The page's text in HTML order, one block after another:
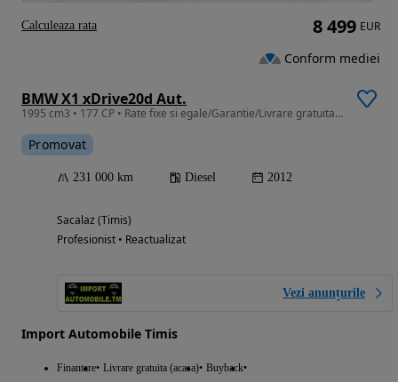
BMW X1 xDrive20d Aut.
1995 cm3 • 177 CP • Rate fixe si egale/Garantie/Livrare gratuita la domiciliu
Promovat
231 000 km Diesel 2012
Sacalaz (Timis)
Profesionist • Reactualizat
Vezi anunțurile
Import Automobile Timis
Finantare Livrare gratuita (acasa) Buyback
8 499 EUR
Conform mediei
Calculeaza rata